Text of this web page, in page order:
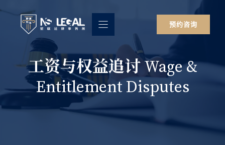
预约咨询
工资与权益追讨 Wage &
Entitlement Disputes